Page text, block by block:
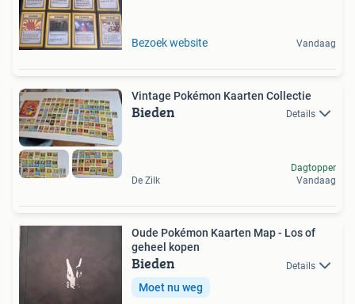
Bezoek website Vandaag
Vintage Pokémon Kaarten Collectie
Bieden Details
De Zilk
Dagtopper
Vandaag
Oude Pokémon Kaarten Map - Los of
geheel kopen
Bieden Details
Moet nu weg